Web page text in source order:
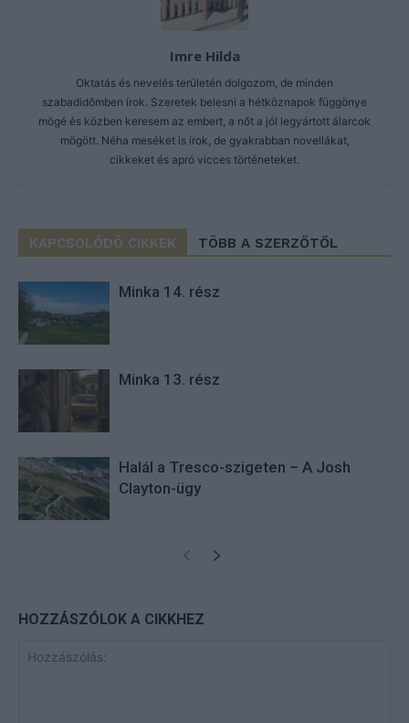
Imre Hilda
Oktatás és nevelés területén dolgozom, de minden
szabadidőmben írok. Szeretek belesni a hétköznapok függönye
mögé és közben keresem az embert, a nőt a jól legyártott álarcok
mögött. Néha meséket is írok, de gyakrabban novellákat,
cikkeket és apró vicces történeteket.
KAPCSOLÓDÓ CIKKEK TÖBB A SZERZŐTŐL
Minka 14. rész
Minka 13. rész
Halál a Tresco-szigeten – A Josh
Clayton-ügy
HOZZÁSZÓLOK A CIKKHEZ